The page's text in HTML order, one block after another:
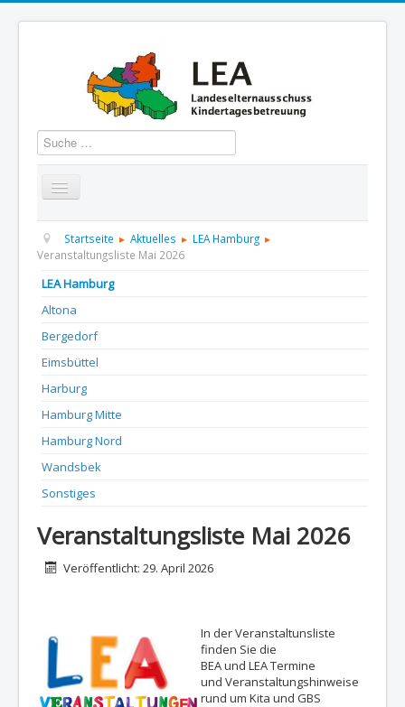
Suchen
Startseite Über uns Aktuelles
Informationen
Kontakt
Startseite Aktuelles
LEA Hamburg
Veranstaltungsliste Mai 2026
LEA Hamburg
Altona
Bergedorf
Eimsbüttel
Harburg
Hamburg Mitte
Hamburg Nord
Wandsbek
Sonstiges
Veranstaltungsliste Mai 2026
DetailsVeröffentlicht: 29. April 2026
In der Veranstaltunsliste
finden Sie die
BEA und LEA Termine
und Veranstaltungshinweise
rund um Kita und GBS